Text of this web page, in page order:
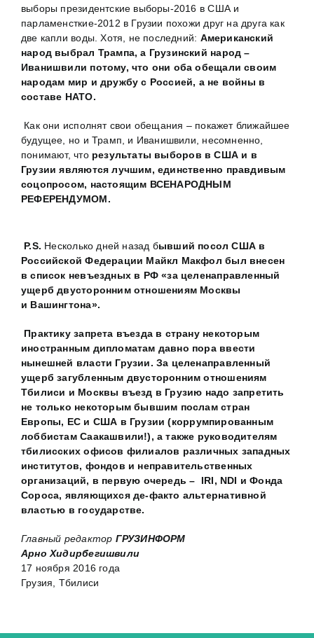
выборы президентские выборы-2016 в США и
парламенсткие-2012 в Грузии похожи друг на друга как
две капли воды. Хотя, не последний: Американский
народ выбрал Трампа, а Грузинский народ –
Иванишвили потому, что они оба обещали своим
народам мир и дружбу с Россией, а не войны в
составе НАТО.
Как они исполнят свои обещания – покажет ближайшее
будущее, но и Трамп, и Иванишвили, несомненно,
понимают, что результаты выборов в США и в
Грузии являются лучшим, единственно правдивым
соцопросом, настоящим ВСЕНАРОДНЫМ
РЕФЕРЕНДУМОМ.
P.S. Несколько дней назад бывший посол США в
Российской Федерации Майкл Макфолбыл внесен
в список невъездных в РФ «за целенаправленный
ущерб двусторонним отношениям Москвы
и Вашингтона».
Практику запрета въезда в страну некоторым
иностранным дипломатам давно пора ввести
нынешней власти Грузии. За целенаправленный
ущерб загубленным двусторонним отношениям
Тбилиси и Москвы въезд в Грузию надо запретить
не только некоторым бывшим послам стран
Европы, ЕС и США в Грузии (коррумпированным
лоббистам Саакашвили!), а также руководителям
тбилисских офисов филиалов различных западных
институтов, фондов и неправительственных
организаций, в первую очередь – IRI, NDI и Фонда
Сороса, являющихся де-факто альтернативной
властью в государстве.
Главный редактор ГРУЗИНФОРМ
Арно Хидирбегишвили
17 ноября 2016 года
Грузия, Тбилиси